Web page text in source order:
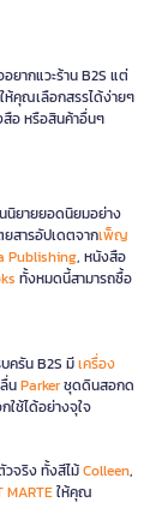
ยากแวะร้าน B2S แต่
ห้คุณเลือกสรรได้ง่ายๆ
อ หรือสินค้าอื่นๆ
นิยายยอดนิยมอย่าง
สารอัปเดตจากเพ็ญ
Publishing, หนังสือ
ทั้งหมดนี้สามารถซื้อ
ครัน B2S มีเครื่อง
นParkerชุดดินสอกด
ใช้ได้อย่างจุใจ
วจริง ทั้งสีไม้Colleen,
MARTEให้คุณ